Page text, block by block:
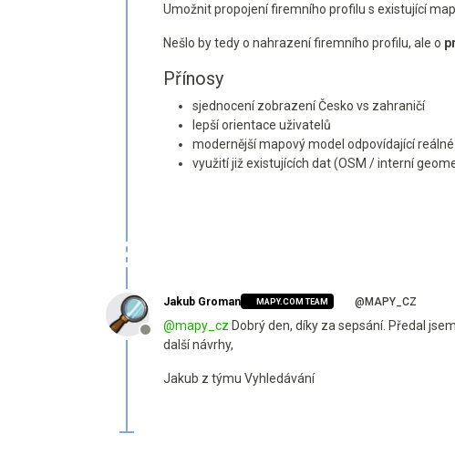
Umožnit propojení firemního profilu s existující
Nešlo by tedy o nahrazení firemního profilu, ale o
Přínosy
sjednocení zobrazení Česko vs zahraničí
lepší orientace uživatelů
modernější mapový model odpovídající
využití již existujících dat (OSM / interní
Offline
Jakub Groman MAPY.COM TEAM @MAPY_CZ
@mapy_cz Dobrý den, díky za sepsání. Předal
další návrhy,
Jakub z týmu Vyhledávání